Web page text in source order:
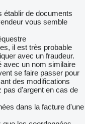
établir de documents
vous semble
il est très probable
avec un fraudeur.
avec un nom similaire
se faire passer pour
des modifications
pas d'argent en cas de
dans la facture d'une